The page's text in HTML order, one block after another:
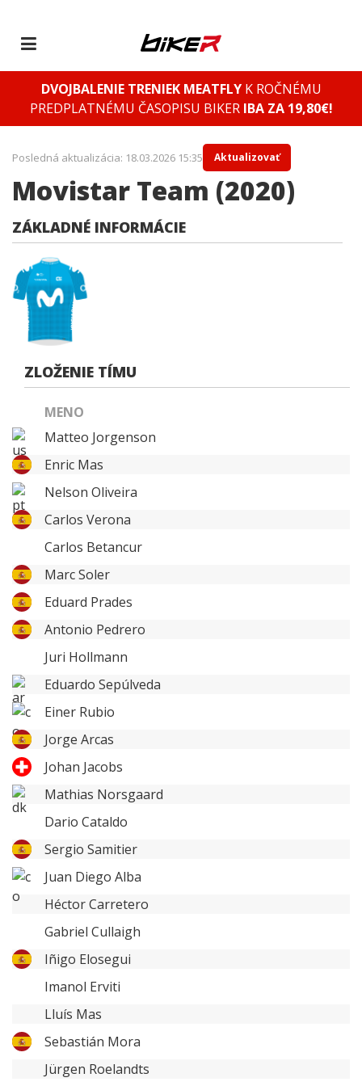
DVOJBALENIE TRENIEK MEATFLYK ROČNÉMU
PREDPLATNÉMU ČASOPISU BIKER IBA ZA 19,80€!
Movistar Team (2020)
Posledná aktualizácia: 18.03.2026 15:35 Aktualizovať
ZÁKLADNÉ INFORMÁCIE
ZLOŽENIE TÍMU
MENO
Matteo Jorgenson
Enric Mas
Nelson Oliveira
Carlos Verona
Carlos Betancur
Marc Soler
Eduard Prades
Antonio Pedrero
Juri Hollmann
Eduardo Sepúlveda
Einer Rubio
Jorge Arcas
Johan Jacobs
Mathias Norsgaard
Dario Cataldo
Sergio Samitier
Juan Diego Alba
Héctor Carretero
Gabriel Cullaigh
Iñigo Elosegui
Imanol Erviti
Lluís Mas
Sebastián Mora
Jürgen Roelandts